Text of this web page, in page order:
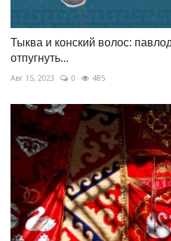
Тыква и конский волос:
отпугнуть...
Авг 15, 2023 0 485